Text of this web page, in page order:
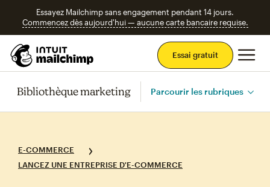
Essayez Mailchimp sans engagement pendant 14 jours.
Commencez dès aujourd'hui — aucune carte bancaire requise.
Essai gratuit
Bibliothèque marketing Parcourir les rubriques
E-COMMERCE
LANCEZ UNE ENTREPRISE D'E-COMMERCE